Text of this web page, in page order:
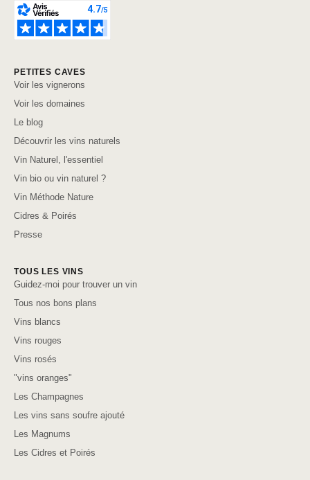
PETITES CAVES
Voir les vignerons
Voir les domaines
Le blog
Découvrir les vins naturels
Vin Naturel, l'essentiel
Vin bio ou vin naturel ?
Vin Méthode Nature
Cidres & Poirés
Presse
TOUS LES VINS
Guidez-moi pour trouver un vin
Tous nos bons plans
Vins blancs
Vins rouges
Vins rosés
"vins oranges"
Les Champagnes
Les vins sans soufre ajouté
Les Magnums
Les Cidres et Poirés